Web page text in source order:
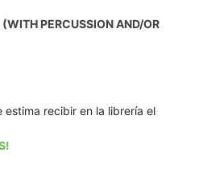
PERCUSSION AND/OR
estima recibir en la librería el